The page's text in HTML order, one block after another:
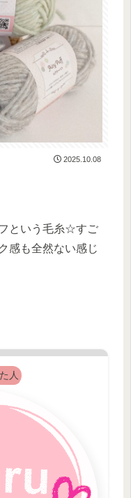
2025.10.08
という毛糸☆すご
感も全然ない感じ
人